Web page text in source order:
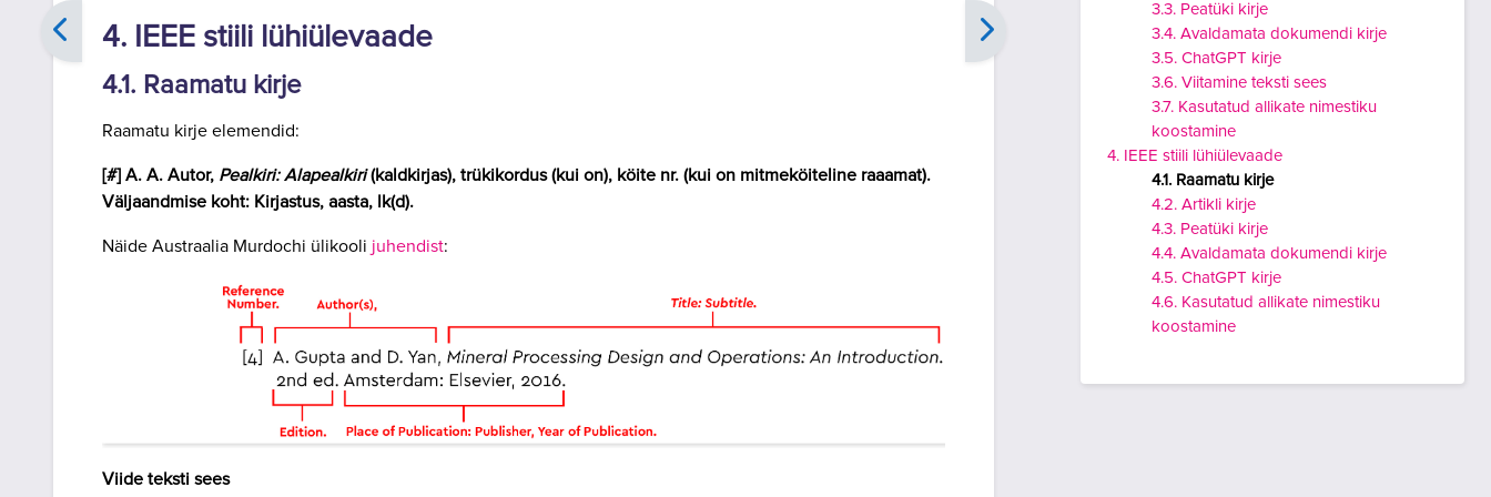
3.3. Peatüki kirje
3.4. Avaldamata dokumendi kirje
3.5. ChatGPT kirje
3.6. Viitamine teksti sees
3.7. Kasutatud allikate nimestiku
koostamine
4. IEEE stiili lühiülevaade
4.1. Raamatu kirje
4.2. Artikli kirje
4.3. Peatüki kirje
4.4. Avaldamata dokumendi kirje
4.5. ChatGPT kirje
4.6. Kasutatud allikate nimestiku
koostamine
4. IEEE stiili lühiülevaade
4.1. Raamatu kirje
Raamatu kirje elemendid:
[#] A. A. Autor, Pealkiri: Alapealkiri(kaldkirjas), trükikordus (kui on), köite nr. (kui on mitmeköiteline raaamat).
Väljaandmise koht: Kirjastus, aasta, lk(d).
Näide Austraalia Murdochi ülikooli juhendist:
Viide teksti sees